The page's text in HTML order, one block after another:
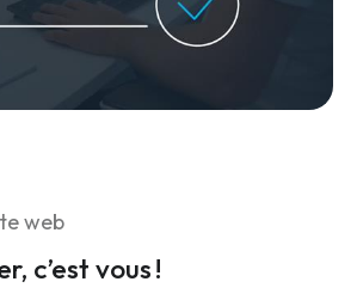
web
c’est vous !